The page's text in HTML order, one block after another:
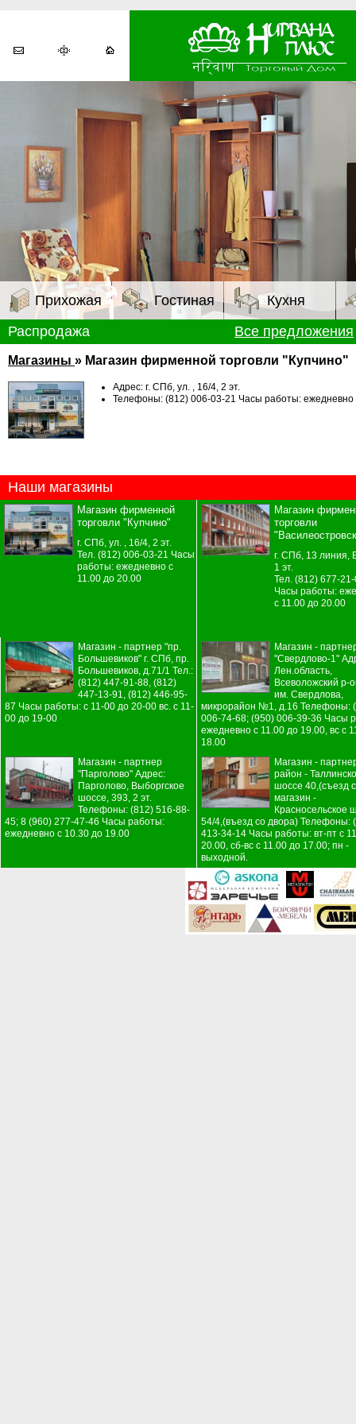
Прихожая Гостиная Кухня
РАСПРОДАЖА
Модульные гарнитуры
Прихожие
Шкафы 2-х дверные
Шкафы 3-х дверные
Шкафы 4-х дверные
Шкафы угловые
Вешалки
Модульные гостиные
Диваны
Наборы мягкой
мебели
Журнальные столы
Секретеры
РАСПРОДАЖА
Кухни модульные
Кухни стандарт
Столы
Шкафы для посуды
Распродажа Все предложения
РАСПРОДАЖА
ТЦ "Русская Деревня" 230 сек
Стол журнальный
Магазины » Магазин фирменной торговли "Купчино"
Адрес: г. СПб, ул. , 16/4, 2 эт.
Телефоны: (812) 006-03-21 Часы работы: ежедневно
Наши магазины
Магазин фирменной
торговли "Купчино"
г. СПб, ул. , 16/4, 2 эт.
Тел. (812) 006-03-21 Часы
работы: ежедневно с
11.00 до 20.00
Магазин
торговли
г. СПб, 13 линия,
1 эт.
Тел. (812) 677-
Часы работы:
с 11.00 до 20.00
Магазин - партнер "пр.
Большевиков" г. СПб, пр.
Большевиков, д.71/1 Тел.:
(812) 447-91-88, (812)
447-13-91, (812) 446-95-
87 Часы работы: с 11-00 до 20-00 вс. с 11-
00 до 19-00
Магазин -
"Свердлово-1"
Лен.область,
Всеволожский р-
им. Свердлова,
микрорайон №1, д.16 Телефоны:
006-74-68; (950) 006-39-36 Часы
ежедневно с 11.00 до 19.00, вс с
18.00
Магазин - партнер
"Парголово" Адрес:
Парголово, Выборгское
шоссе, 393, 2 эт.
Телефоны: (812) 516-88-
45; 8 (960) 277-47-46 Часы работы:
ежедневно с 10.30 до 19.00
Магазин -
район -
шоссе 40,(съезд
магазин -
Красносельское
54/4,(въезд со двора) Телефоны:
413-34-14 Часы работы: вт-пт с
20.00, сб-вс с 11.00 до 17.00; пн -
выходной.